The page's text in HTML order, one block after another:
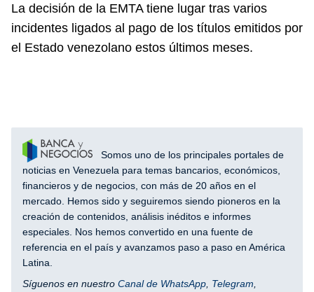
La decisión de la EMTA tiene lugar tras varios
incidentes ligados al pago de los títulos emitidos por
el Estado venezolano estos últimos meses.
Somos uno de los principales portales de
noticias en Venezuela para temas bancarios, económicos,
financieros y de negocios, con más de 20 años en el
mercado. Hemos sido y seguiremos siendo pioneros en la
creación de contenidos, análisis inéditos e informes
especiales. Nos hemos convertido en una fuente de
referencia en el país y avanzamos paso a paso en América
Latina.
Síguenos en nuestro Canal de WhatsApp Telegram